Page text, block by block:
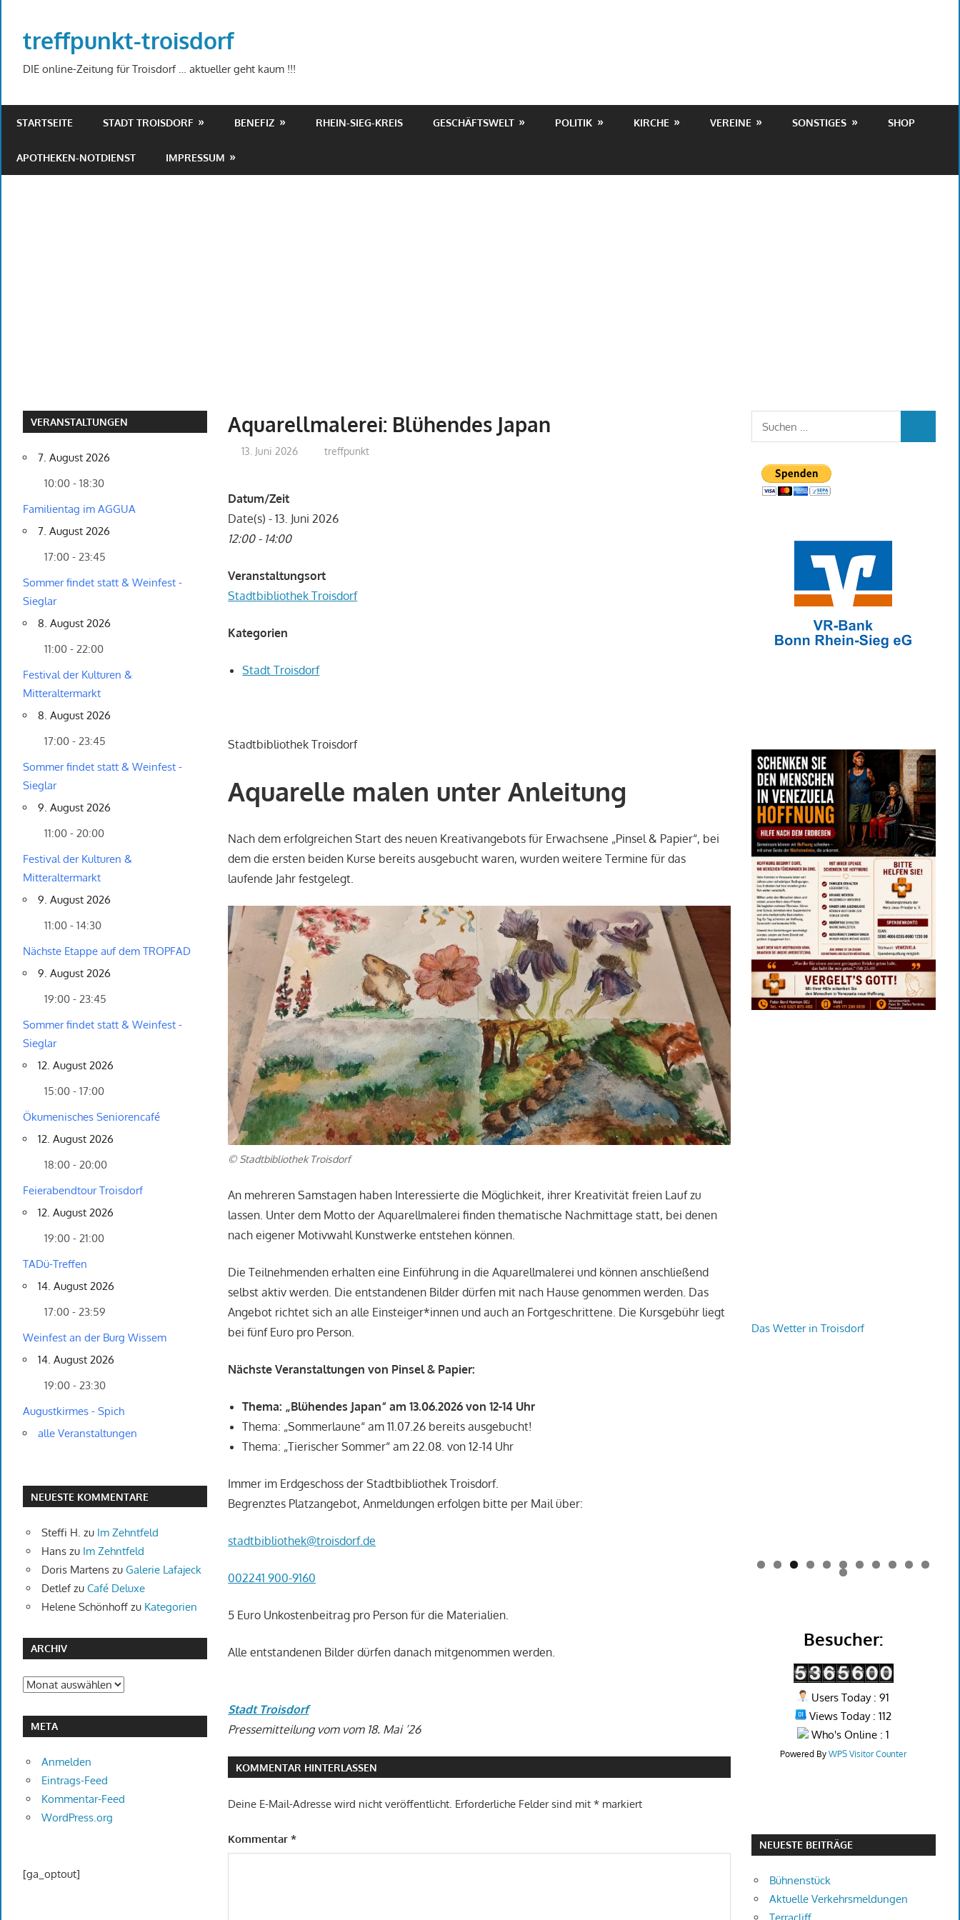
springen
treffpunkt-troisdorf
DIE online-Zeitung für Troisdorf … aktueller geht kaum !!!
STARTSEITE STADT TROISDORF BENEFIZ RHEIN-SIEG-KREIS GESCHÄFTSWELT POLITIK KIRCHE VEREINE SONSTIGES SHOP
APOTHEKEN-NOTDIENST IMPRESSUM
Aquarellmalerei: Blühendes Japan
13. Juni 2026 treffpunkt
Datum/Zeit
Date(s) - 13. Juni 2026
12:00 - 14:00
Veranstaltungsort
Stadtbibliothek Troisdorf
Kategorien
Stadt Troisdorf
Stadtbibliothek Troisdorf
Aquarelle malen unter Anleitung
Nach dem erfolgreichen Start des neuen Kreativangebots für Erwachsene „Pinsel & Papier“, bei
dem die ersten beiden Kurse bereits ausgebucht waren, wurden weitere Termine für das
laufende Jahr festgelegt.
© Stadtbibliothek Troisdorf
An mehreren Samstagen haben Interessierte die Möglichkeit, ihrer Kreativität freien Lauf zu
lassen. Unter dem Motto der Aquarellmalerei finden thematische Nachmittage statt, bei denen
nach eigener Motivwahl Kunstwerke entstehen können.
Die Teilnehmenden erhalten eine Einführung in die Aquarellmalerei und können anschließend
selbst aktiv werden. Die entstandenen Bilder dürfen mit nach Hause genommen werden. Das
Angebot richtet sich an alle Einsteiger*innen und auch an Fortgeschrittene. Die Kursgebühr liegt
bei fünf Euro pro Person.
Nächste Veranstaltungen von Pinsel & Papier:
Thema: „Blühendes Japan“ am 13.06.2026 von 12-14 Uhr
Thema: „Sommerlaune“ am 11.07.26 bereits ausgebucht!
Thema: „Tierischer Sommer“ am 22.08. von 12-14 Uhr
Immer im Erdgeschoss der Stadtbibliothek Troisdorf.
Begrenztes Platzangebot, Anmeldungen erfolgen bitte per Mail über:
stadtbibliothek@troisdorf.de
002241 900-9160
5 Euro Unkostenbeitrag pro Person für die Materialien.
Alle entstandenen Bilder dürfen danach mitgenommen werden.
Stadt Troisdorf
Pressemitteilung vom vom 18. Mai ’26
KOMMENTAR HINTERLASSEN
Deine E-Mail-Adresse wird nicht veröffentlicht. Erforderliche Felder sind mit* markiert
Kommentar*
VERANSTALTUNGEN
7. August 2026
10:00 - 18:30
Familientag im AGGUA
7. August 2026
17:00 - 23:45
Sommer findet statt & Weinfest -
Sieglar
8. August 2026
11:00 - 22:00
Festival der Kulturen &
Mitteraltermarkt
8. August 2026
17:00 - 23:45
Sommer findet statt & Weinfest -
Sieglar
9. August 2026
11:00 - 20:00
Festival der Kulturen &
Mitteraltermarkt
9. August 2026
11:00 - 14:30
Nächste Etappe auf dem TROPFAD
9. August 2026
19:00 - 23:45
Sommer findet statt & Weinfest -
Sieglar
12. August 2026
15:00 - 17:00
Ökumenisches Seniorencafé
12. August 2026
18:00 - 20:00
Feierabendtour Troisdorf
12. August 2026
19:00 - 21:00
TADü-Treffen
14. August 2026
17:00 - 23:59
Weinfest an der Burg Wissem
14. August 2026
19:00 - 23:30
Augustkirmes - Spich
alle Veranstaltungen
NEUESTE KOMMENTARE
Steffi H. zu Im Zehntfeld
Hanszu Im Zehntfeld
Doris Martenszu Galerie Lafajeck
Detlefzu Café Deluxe
Helene Schönhoffzu Kategorien
ARCHIV
Archiv
META
Anmelden
Eintrags-Feed
Kommentar-Feed
WordPress.org
[ga_optout]
Das Wetter in Troisdorf
0 1
2
Besucher:
Users Today : 91
Views Today : 112
Who's Online : 1
Powered ByWPS Visitor Counter
NEUESTE BEITRÄGE
Bühnenstück
Aktuelle Verkehrsmeldungen